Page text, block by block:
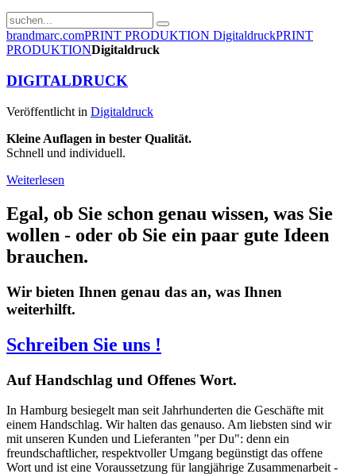
brandmarc.comPRINT PRODUKTION DigitaldruckPRINT
PRODUKTIONDigitaldruck
DIGITALDRUCK
Veröffentlicht in Digitaldruck
Kleine Auflagen in bester Qualität.
Schnell und individuell.
Weiterlesen
Egal, ob Sie schon genau wissen, was Sie
wollen - oder ob Sie ein paar gute Ideen
brauchen.
Wir bieten Ihnen genau das an, was Ihnen
weiterhilft.
Schreiben Sie uns !
AufHandschlag und Offenes Wort.
In Hamburg besiegelt man seit Jahrhunderten die Geschäfte mit
einem Handschlag. Wir halten das genauso. Am liebsten sind wir
mit unseren Kunden und Lieferanten "per Du": denn ein
freundschaftlicher, respektvoller Umgang begünstigt das offene
Wort und ist eine Voraussetzung für langjährige Zusammenarbeit -